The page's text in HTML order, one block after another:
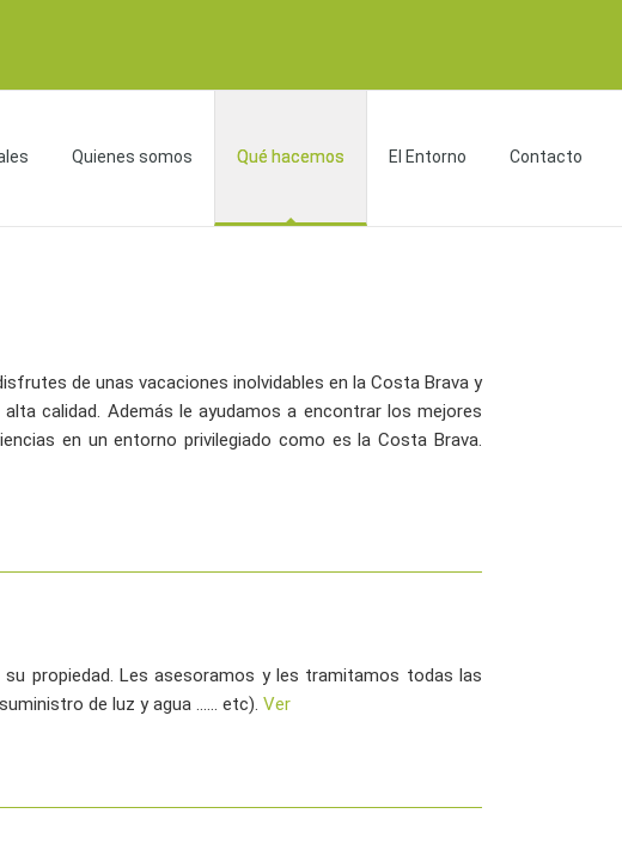
Quienes somos Qué hacemos El Entorno Contacto
de unas vacaciones inolvidables en la Costa Brava y
calidad. Además le ayudamos a encontrar los mejores
en un entorno privilegiado como es la Costa Brava.
propiedad. Les asesoramos y les tramitamos todas las
de luz y agua ...... etc). Ver